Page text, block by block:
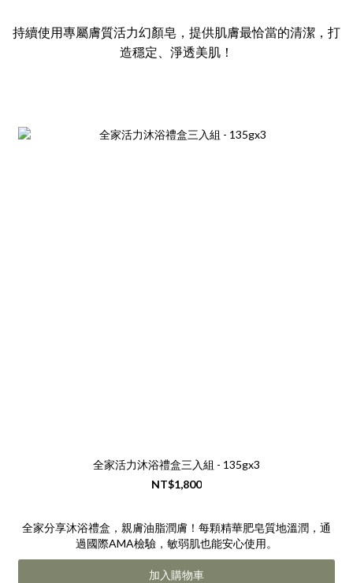
持續使用專屬膚質活力幻顏皂，提供肌膚最恰當的清潔，打
造穩定、淨透美肌！
全家活力沐浴禮盒三入組 - 135gx3
NT$1,800
全家分享沐浴禮盒，親膚油脂潤膚！每顆精華肥皂質地溫潤，通
過國際AMA檢驗，敏弱肌也能安心使用。
加入購物車